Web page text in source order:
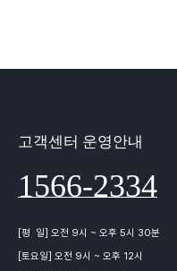
고객센터 운영안내
1566-2334
[평 일] 오전 9시 ~ 오후 5시 30분
[토요일] 오전 9시 ~ 오후 12시